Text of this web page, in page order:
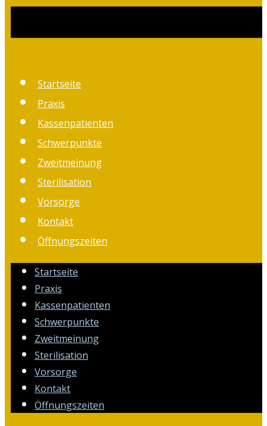
Startseite
Praxis
Kassenpatienten
Schwerpunkte
Zweitmeinung
Sterilisation
Vorsorge
Kontakt
Öffnungszeiten
Startseite
Praxis
Kassenpatienten
Schwerpunkte
Zweitmeinung
Sterilisation
Vorsorge
Kontakt
Öffnungszeiten